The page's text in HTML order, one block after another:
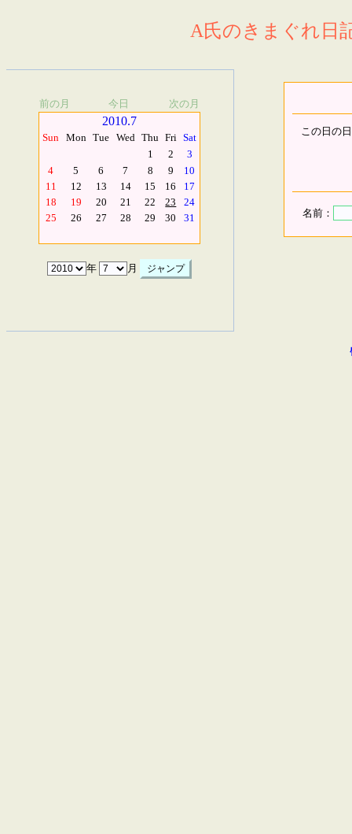
A氏のきまぐれ日
前の月 今日 次の月
2010.7
Sun Mon Tue Wed Thu Fri Sat
1
2
3
4
5 6 7 8 9
10
11
12 13 14 15 16
17
18
19 20 21 22 23
24
25
26 27 28 29 30 31
年 月
この日の
名前：